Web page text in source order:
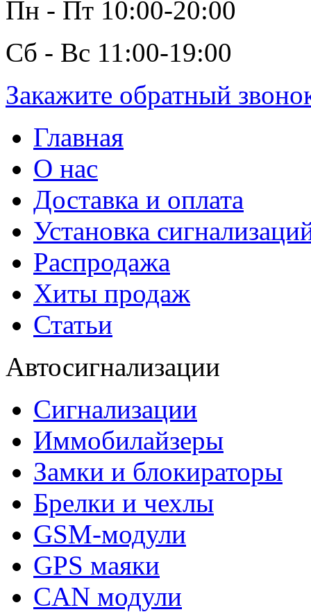
Пн - Пт 10:00-20:00
Сб - Вс 11:00-19:00
Закажите обратный
Главная
О нас
Доставка и оплата
Установка
Распродажа
Хиты продаж
Статьи
Автосигнализации
Сигнализации
Иммобилайзеры
Замки и блокираторы
Брелки и чехлы
GSM-модули
GPS маяки
CAN модули